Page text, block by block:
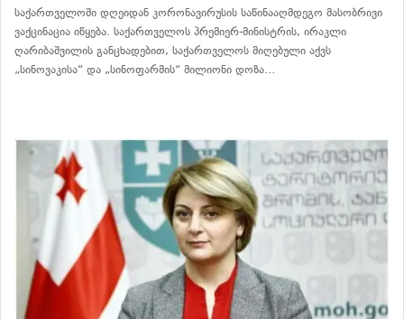
საქართველოში დღეიდან კორონავირუსის საწინააღმდეგო მასობრივი
ვაქცინაცია იწყება. საქართველოს პრემიერ-მინისტრის, ირაკლი
ღარიბაშვილის განცხადებით, საქართველოს მიღებული აქვს
„სინოვაკისა“ და „სინოფარმის“ მილიონი დოზა…